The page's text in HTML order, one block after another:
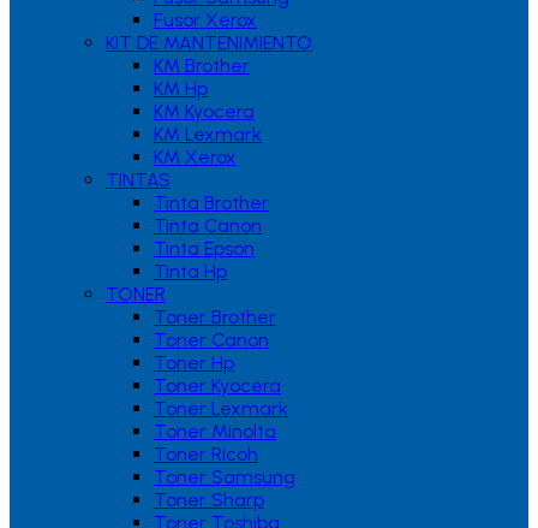
Fusor Xerox
KIT DE MANTENIMIENTO
KM Brother
KM Hp
KM Kyocera
KM Lexmark
KM Xerox
TINTAS
Tinta Brother
Tinta Canon
Tinta Epson
Tinta Hp
TONER
Toner Brother
Toner Canon
Toner Hp
Toner Kyocera
Toner Lexmark
Toner Minolta
Toner Ricoh
Toner Samsung
Toner Sharp
Toner Toshiba